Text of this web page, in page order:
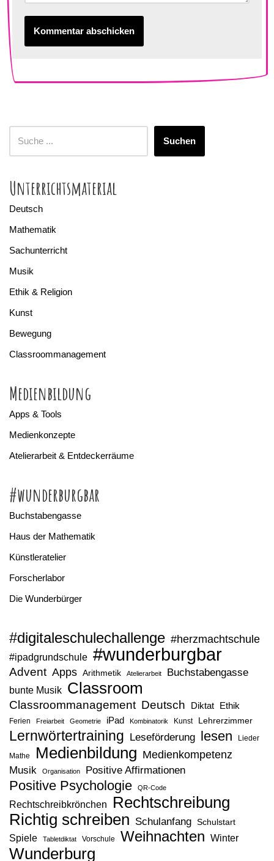
Suchen
Unterrichtsmaterial
Deutsch
Mathematik
Sachunterricht
Musik
Ethik & Religion
Kunst
Bewegung
Classroommanagement
Medienbildung
Apps & Tools
Medienkonzepte
Atelierarbeit & Entdeckerräume
#wunderburgbar
Buchstabengasse
Haus der Mathematik
Künstleratelier
Forscherlabor
Die Wunderbürger
#digitaleschulechallenge #herzmachtschule
#ipadgrundschule #wunderburgbar
Advent Apps Arithmetik Atelierarbeit Buchstabengasse
bunte Musik Classroom
Classroommanagement Deutsch Diktat Ethik
Ferien Freiarbeit Geometrie iPad Kombinatorik Kunst Lehrerzimmer
Lernwörtertraining Leseförderung lesen Lieder
Mathe Medienbildung Medienkompetenz
Musik Organisation Positive Affirmationen
Positive Psychologie QR-Code
Rechtschreibkrönchen Rechtschreibung
Richtig schreiben Schulanfang Schulstart
Spiele Tabletdiktat Vorschule Weihnachten Winter
Wunderburg